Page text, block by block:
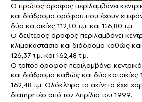
Ο πρώτος όροφος περιλαμβάνει
και διάδρομο ορόφου που έχουν
δύο κατοικίες 112,80 τ.μ. και 126,80 τ.μ.
Ο δεύτερος όροφος περιλαμβάνει
κλιμακοστάσιο και διάδρομο καθώς και
126,37 τ.μ. και 162,48 τ.μ.
Ο τρίτος όροφος περιλαμβάνει
και διάδρομο καθώς και δύο κατοικίες
162,48 τ.μ. Ολόκληρο το ακίνητο έχει
διατηρητέο από τον Απρίλιο του 1999.